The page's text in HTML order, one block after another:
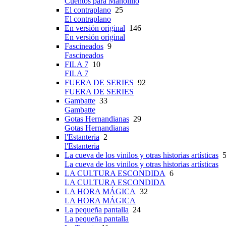
El contraplano 25
El contraplano
En versión original 146
En versión original
Fascineados 9
Fascineados
FILA 7 10
FILA 7
FUERA DE SERIES 92
FUERA DE SERIES
Gambatte 33
Gambatte
Gotas Hernandianas 29
Gotas Hernandianas
l'Estanteria 2
l'Estanteria
La cueva de los vinilos y otras historias artísticas
La cueva de los vinilos y otras historias artísticas
LA CULTURA ESCONDIDA 6
LA CULTURA ESCONDIDA
LA HORA MÁGICA 32
LA HORA MÁGICA
La pequeña pantalla 24
La pequeña pantalla